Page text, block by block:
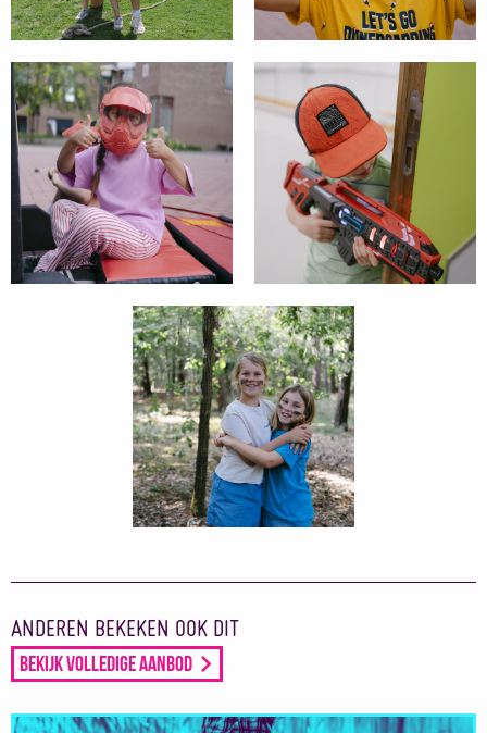
ANDEREN BEKEKEN OOK DIT
Bekijk volledige aanbod